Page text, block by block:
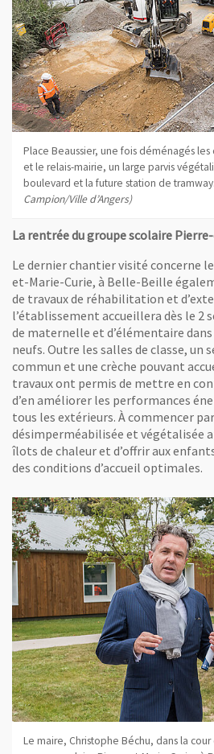
Place Beaussier, une fois déménagés
et le relais-mairie, un large parvis
boulevard et la future station de tramway.
Campion/Ville d’Angers)
La rentrée du groupe scolaire
Le dernier chantier visité concerne
et-Marie-Curie, à Belle-Beille
de travaux de réhabilitation et
l’établissement accueillera dès le 2
de maternelle et d’élémentaire
neufs. Outre les salles de classe, un
commun et une crèche pouvant
travaux ont permis de mettre en
d’en améliorer les performances
tous les extérieurs. À commencer
désimperméabilisée et végétalisée
îlots de chaleur et d’offrir aux
des conditions d’accueil optimales.
Le maire, Christophe Béchu, dans la